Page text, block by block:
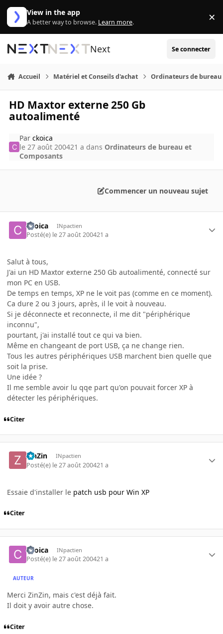
Aller au contenu
View in the app
A better way to browse. Learn more. ×
Next Se connecter
Accueil Matériel et Conseils d'achat Ordinateurs de bureau
HD Maxtor externe 250 Gb
autoalimenté
Parckoica
le 27 août 200421 a dans Ordinateurs de bureau et
Composants
Commencer un nouveau sujet
ckoica INpactien
Posté(e) le 27 août 200421 a
Salut à tous,
J'ai un HD Maxtor externe 250 Gb autoalimenté, connecté sur
mon PC en USB.
De temps en temps, XP ne le voit pas (comme en ce moment).
Ca dure 2 ou 3 jours, après, il le voit à nouveau.
Si je déconnecte et reconnecte, il me dit "périphérique
inconnu",
pourtant, j'ai installé tout ce qui va bien.
Même en changeant de port USB, ça ne change rien.
Tous les autres périphériques USB marchent bien quelle que
soit la prise.
Une idée ?
Il me semble avoir lu qqe part qu'on pouvait forcer XP à
détecter les périphériques.
Citer
ZinZin INpactien
Posté(e) le 27 août 200421 a
Essaie d'installer le patch usb pour Win XP
Citer
ckoica INpactien
Posté(e) le 27 août 200421 a
AUTEUR
Merci ZinZin, mais c'est déjà fait.
Il doit y avoir autre chose.
Citer